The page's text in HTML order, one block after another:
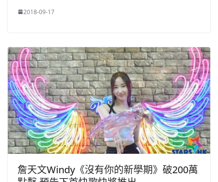
2018-09-17
詹天文Windy《沒有你的新學期》破200萬